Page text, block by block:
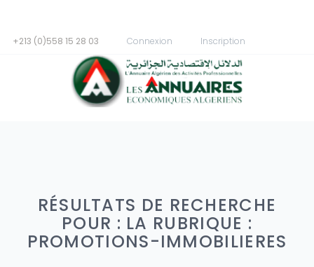
+213 (0)558 15 28 03 Connexion Inscription
RÉSULTATS DE RECHERCHE
POUR : LA RUBRIQUE :
PROMOTIONS-IMMOBILIERES